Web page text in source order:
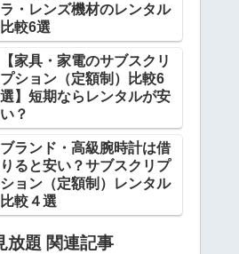
ラ・レンズ機材のレンタル
比較6選
【家具・家電のサブスクリ
プション（定額制）比較6
選】短期ならレンタルが安
い？
ブランド・高級腕時計は借
りると安い？サブスクリプ
ション（定額制）レンタル
比較４選
放題 関連記事